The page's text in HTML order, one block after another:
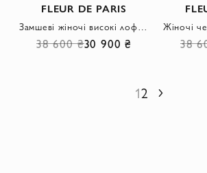
FLEUR DE PARIS
Замшеві жіночі високі лофери оливкового кольору на світлій підошві.
38 600 ₴30 900 ₴ 38
12 Наступний